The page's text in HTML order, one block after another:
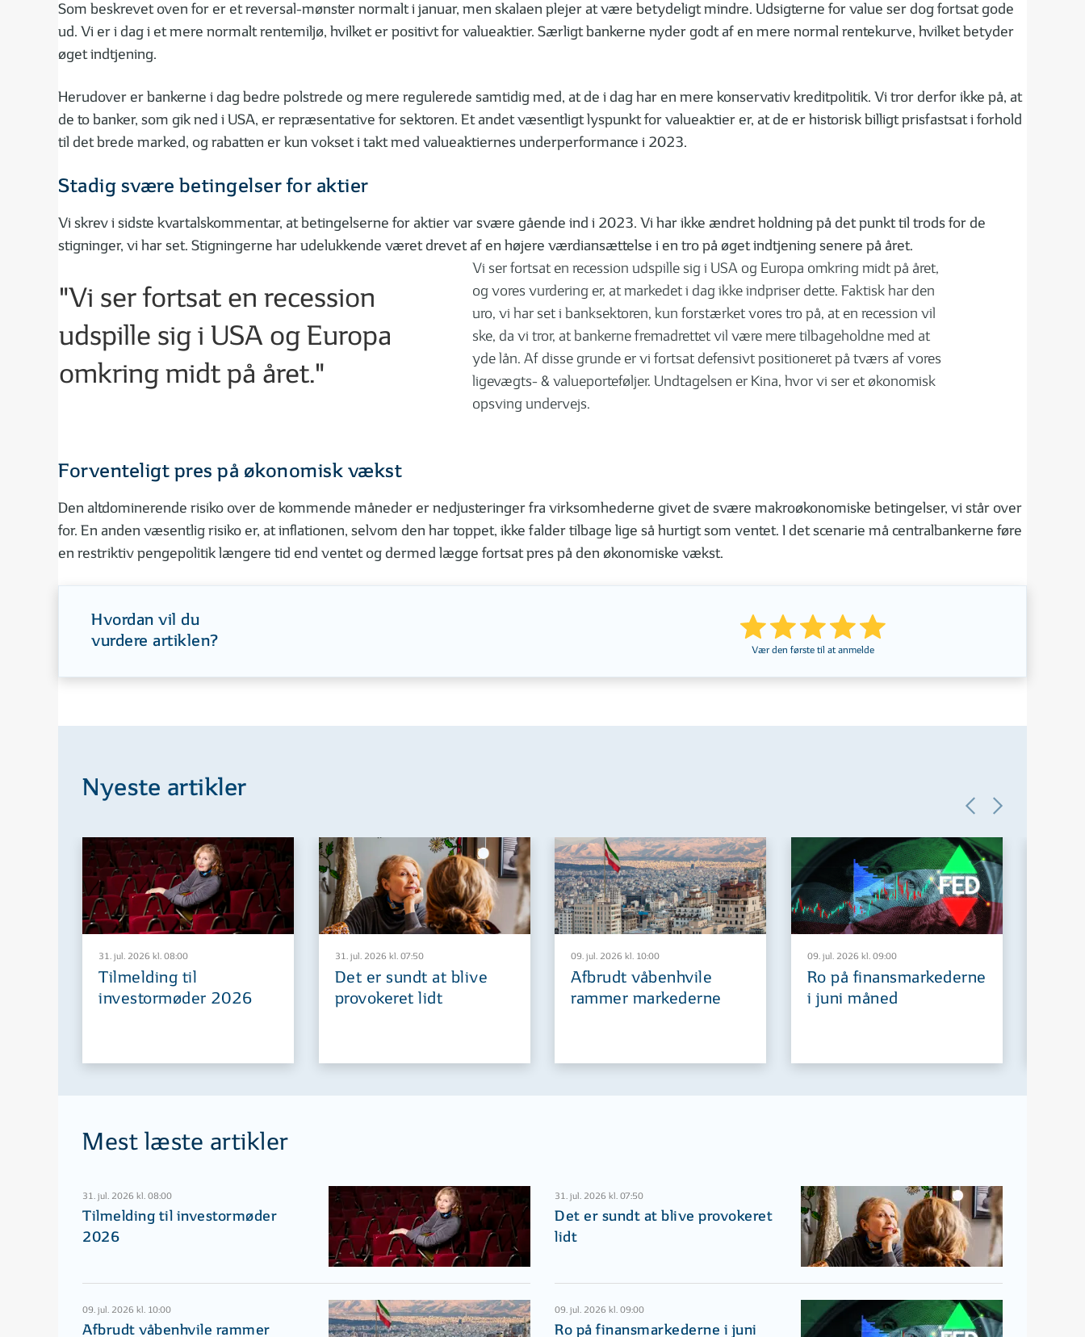
Som beskrevet oven for er et reversal-mønster normalt i januar, men skalaen plejer at være betydeligt mindre. Udsigterne for value ser dog fortsat gode
ud. Vi er i dag i et mere normalt rentemiljø, hvilket er positivt for valueaktier. Særligt bankerne nyder godt af en mere normal rentekurve, hvilket betyder
øget indtjening.
Herudover er bankerne i dag bedre polstrede og mere regulerede samtidig med, at de i dag har en mere konservativ kreditpolitik. Vi tror derfor ikke på, at
de to banker, som gik ned i USA, er repræsentative for sektoren. Et andet væsentligt lyspunkt for valueaktier er, at de er historisk billigt prisfastsat i forhold
til det brede marked, og rabatten er kun vokset i takt med valueaktiernes underperformance i 2023.
Stadig svære betingelser for aktier
Vi skrev i sidste kvartalskommentar, at betingelserne for aktier var svære gående ind i 2023. Vi har ikke ændret holdning på det punkt til trods for de
stigninger, vi har set. Stigningerne har udelukkende været drevet af en højere værdiansættelse i en tro på øget indtjening senere på året.
"Vi ser fortsat en recession
udspille sig i USA og Europa
omkring midt på året."
Vi ser fortsat en recession udspille sig i USA og Europa omkring midt på året,
og vores vurdering er, at markedet i dag ikke indpriser dette. Faktisk har den
uro, vi har set i banksektoren, kun forstærket vores tro på, at en recession vil
ske, da vi tror, at bankerne fremadrettet vil være mere tilbageholdne med at
yde lån. Af disse grunde er vi fortsat defensivt positioneret på tværs af vores
ligevægts- & valueporteføljer. Undtagelsen er Kina, hvor vi ser et økonomisk
opsving undervejs.
Forventeligt pres på økonomisk vækst
Den altdominerende risiko over de kommende måneder er nedjusteringer fra virksomhederne givet de svære makroøkonomiske betingelser, vi står over
for. En anden væsentlig risiko er, at inflationen, selvom den har toppet, ikke falder tilbage lige så hurtigt som ventet. I det scenarie må centralbankerne føre
en restriktiv pengepolitik længere tid end ventet og dermed lægge fortsat pres på den økonomiske vækst.
Hvordan vil du
vurdere artiklen?
Vær den første til at anmelde
Nyeste artikler
31. jul. 2026 kl. 08:00
Tilmelding til
investormøder 2026
31. jul. 2026 kl. 07:50
Det er sundt at blive
provokeret lidt
09. jul. 2026 kl. 10:00
Afbrudt våbenhvile
rammer markederne
09. jul. 2026 kl. 09:00
Ro på finansmarkederne
i juni måned
Mest læste artikler
31. jul. 2026 kl. 08:00
Tilmelding til investormøder
2026
31. jul. 2026 kl. 07:50
Det er sundt at blive provokeret
lidt
09. jul. 2026 kl. 10:00
Afbrudt våbenhvile rammer
09. jul. 2026 kl. 09:00
Ro på finansmarkederne i juni